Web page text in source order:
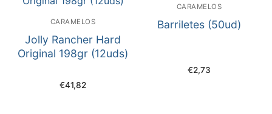
CARAMELOS
Jolly Rancher Hard
Original 198gr (12uds)
€41,82
CARAMELOS
Barriletes (50ud)
€2,73